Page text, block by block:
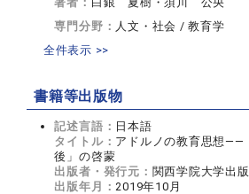
専門分野： 人文・社会 / 教育学
全件表示 >>
書籍等出版物
記述言語： 日本語
タイトル： アドルノの教育思想——
後」の啓蒙
出版者・発行元： 関西学院大学出
出版年月：2019年10月